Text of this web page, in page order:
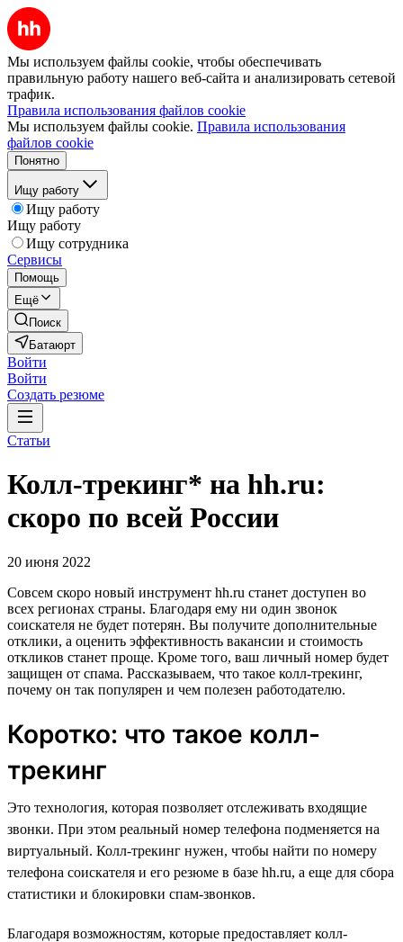
Мы используем файлы cookie, чтобы обеспечивать
правильную работу нашего веб-сайта и анализировать сетевой
трафик.
Правила использования файлов cookie
Мы используем файлы cookie. Правила использования
файлов cookie
Понятно
Ищу работу
Ищу работу
Ищу работу
Ищу сотрудника
Сервисы
Помощь
Ещё
Поиск
Батаюрт
Войти
Войти
Создать резюме
Статьи
Колл-трекинг* на hh.ru:
скоро по всей России
20 июня 2022
Совсем скоро новый инструмент hh.ru станет доступен во
всех регионах страны. Благодаря ему ни один звонок
соискателя не будет потерян. Вы получите дополнительные
отклики, а оценить эффективность вакансии и стоимость
откликов станет проще. Кроме того, ваш личный номер будет
защищен от спама. Рассказываем, что такое колл-трекинг,
почему он так популярен и чем полезен работодателю.
Коротко: что такое колл-
трекинг
Это технология, которая позволяет отслеживать входящие
звонки. При этом реальный номер телефона подменяется на
виртуальный. Колл-трекинг нужен, чтобы найти по номеру
телефона соискателя и его резюме в базе hh.ru, а еще для сбора
статистики и блокировки спам-звонков.
Благодаря возможностям, которые предоставляет колл-